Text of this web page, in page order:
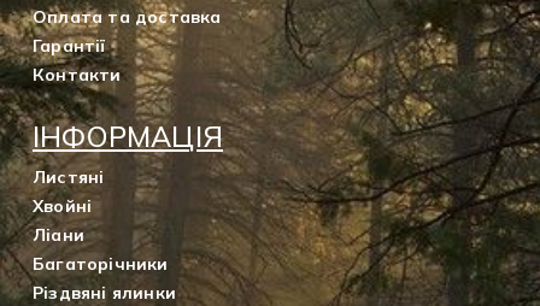
Оплата та доставка
Гарантії
Контакти
ІНФОРМАЦІЯ
Листяні
Хвойні
Ліани
Багаторічники
Різдвяні ялинки